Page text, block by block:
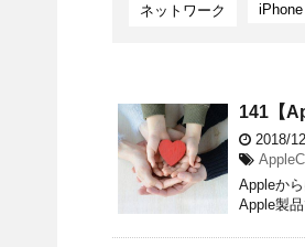
ネットワーク iPhone
141【
2018/
Appleか
Apple製